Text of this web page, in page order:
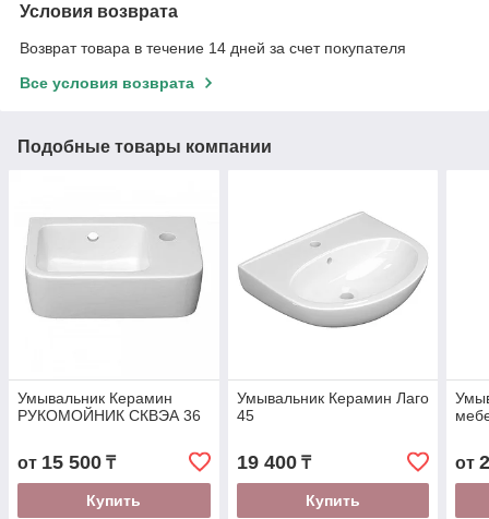
Условия возврата
Возврат товара в течение 14 дней за счет покупателя
Все условия возврата
Подобные товары компании
Умывальник Керамин
РУКОМОЙНИК СКВЭА 36
от 15 500 ₸
Купить
Умывальник Керамин Лаго
45
19 400₸
Купить
от